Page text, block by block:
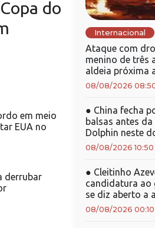
do
em meio
EUA no
derrubar
Internacional
Ataque com
menino de três
aldeia próxima
08/08/2026
● China fecha
balsas antes
Dolphin neste
08/08/2026 10:50
● Cleitinho
candidatura ao
se diz aberto a
08/08/2026 00:10